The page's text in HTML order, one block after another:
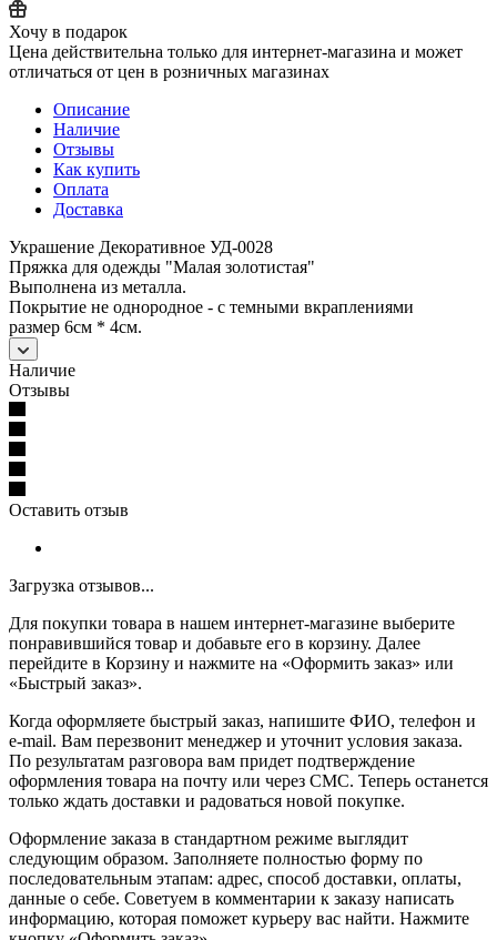
Хочу в подарок
Цена действительна только для интернет-магазина и может
отличаться от цен в розничных магазинах
Описание
Наличие
Отзывы
Как купить
Оплата
Доставка
Украшение Декоративное УД-0028
Пряжка для одежды "Малая золотистая"
Выполнена из металла.
Покрытие не однородное - с темными вкраплениями
размер 6см * 4см.
Наличие
Отзывы
Оставить отзыв
Загрузка отзывов...
Для покупки товара в нашем интернет-магазине выберите
понравившийся товар и добавьте его в корзину. Далее
перейдите в Корзину и нажмите на «Оформить заказ» или
«Быстрый заказ».
Когда оформляете быстрый заказ, напишите ФИО, телефон и
e-mail. Вам перезвонит менеджер и уточнит условия заказа.
По результатам разговора вам придет подтверждение
оформления товара на почту или через СМС. Теперь останется
только ждать доставки и радоваться новой покупке.
Оформление заказа в стандартном режиме выглядит
следующим образом. Заполняете полностью форму по
последовательным этапам: адрес, способ доставки, оплаты,
данные о себе. Советуем в комментарии к заказу написать
информацию, которая поможет курьеру вас найти. Нажмите